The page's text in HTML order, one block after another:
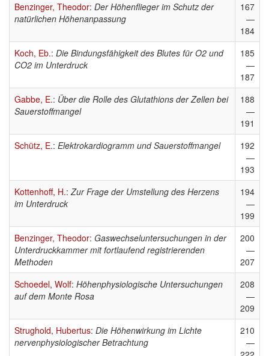
Benzinger, Theodor: Der Höhenflieger im Schutz der
natürlichen Höhenanpassung
167
—
184
Koch, Eb.: Die Bindungsfähigkeit des Blutes für O2 und
CO2 im Unterdruck
185
—
187
Gabbe, E.: Über die Rolle des Glutathions der Zellen bei
Sauerstoffmangel
188
—
191
Schütz, E.: Elektrokardiogramm und Sauerstoffmangel
192
—
193
Kottenhoff, H.:Zur Frage der Umstellung des Herzens
im Unterdruck
194
—
199
Benzinger, Theodor: Gaswechseluntersuchungen in der
Unterdruckkammer mit fortlaufend registrierenden
Methoden
200
—
207
Schoedel, Wolf: Höhenphysiologische Untersuchungen
auf dem Monte Rosa
208
—
209
Strughold, Hubertus: Die Höhenwirkung im Lichte
nervenphysiologischer Betrachtung
210
—